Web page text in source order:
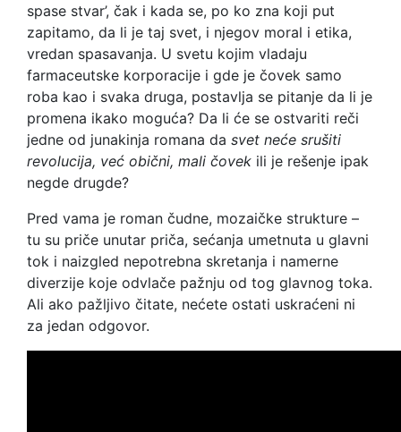
spase stvar’, čak i kada se, po ko zna koji put
zapitamo, da li je taj svet, i njegov moral i etika,
vredan spasavanja. U svetu kojim vladaju
farmaceutske korporacije i gde je čovek samo
roba kao i svaka druga, postavlja se pitanje da li je
promena ikako moguća? Da li će se ostvariti reči
jedne od junakinja romana da svet neće srušiti
revolucija, već obični, mali čovek ili je rešenje ipak
negde drugde?
Pred vama je roman čudne, mozaičke strukture –
tu su priče unutar priča, sećanja umetnuta u glavni
tok i naizgled nepotrebna skretanja i namerne
diverzije koje odvlače pažnju od tog glavnog toka.
Ali ako pažljivo čitate, nećete ostati uskraćeni ni
za jedan odgovor.